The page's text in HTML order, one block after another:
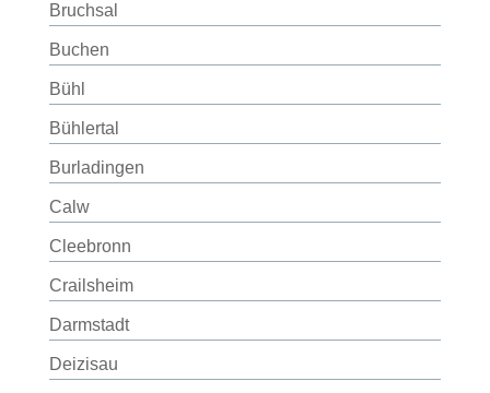
Bruchsal
Buchen
Bühl
Bühlertal
Burladingen
Calw
Cleebronn
Crailsheim
Darmstadt
Deizisau